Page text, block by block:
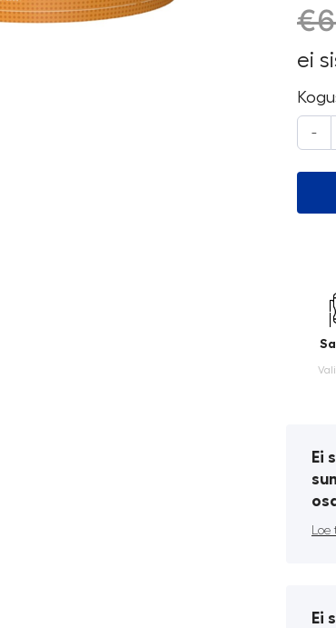
€
ei
-
Ei
Loe
Ei